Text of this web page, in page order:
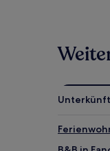
24 Stunden
für
Aufenthalt
mit
von
2